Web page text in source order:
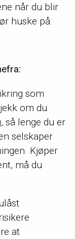
når du blir
huske på:
som
om du
så lenge du er
selskaper
Kjøper
må du
at